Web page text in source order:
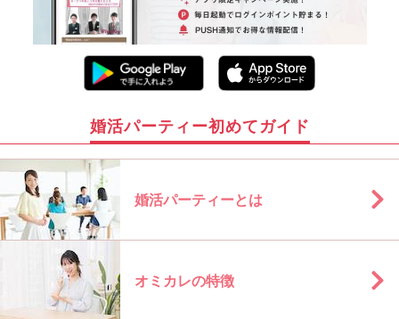
婚活パーティー初めてガイド
婚活パーティーとは
オミカレの特徴